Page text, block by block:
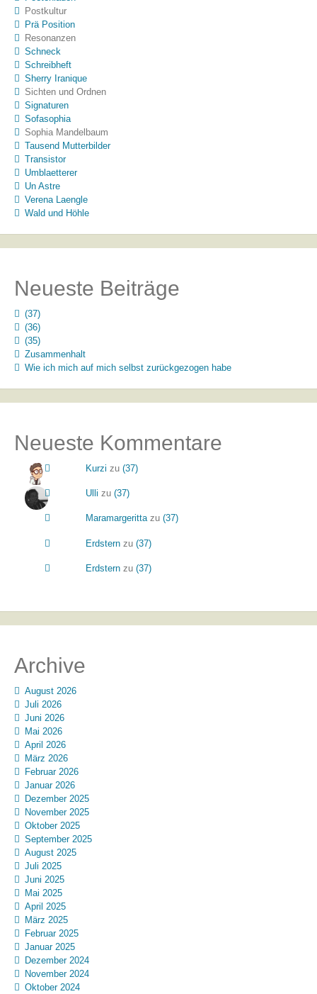
Postkultur
Prä Position
Resonanzen
Schneck
Schreibheft
Sherry Iranique
Sichten und Ordnen
Signaturen
Sofasophia
Sophia Mandelbaum
Tausend Mutterbilder
Transistor
Umblaetterer
Un Astre
Verena Laengle
Wald und Höhle
Neueste Beiträge
(37)
(36)
(35)
Zusammenhalt
Wie ich mich auf mich selbst zurückgezogen habe
Neueste Kommentare
Kurzi zu(37)
Ulli zu(37)
Maramargerittazu(37)
Erdstern zu(37)
Erdstern zu(37)
Archive
August 2026
Juli 2026
Juni 2026
Mai 2026
April 2026
März 2026
Februar 2026
Januar 2026
Dezember 2025
November 2025
Oktober 2025
September 2025
August 2025
Juli 2025
Juni 2025
Mai 2025
April 2025
März 2025
Februar 2025
Januar 2025
Dezember 2024
November 2024
Oktober 2024